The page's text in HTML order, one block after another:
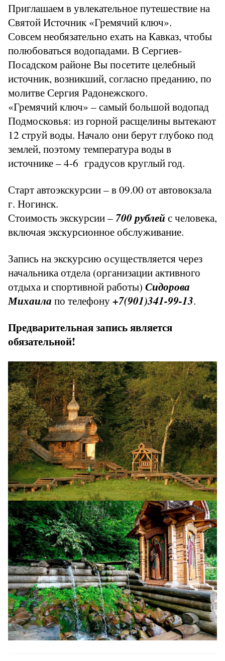
Приглашаем в увлекательное путешествие на
Святой Источник «Гремячий ключ».
Совсем необязательно ехать на Кавказ, чтобы
полюбоваться водопадами. В Сергиев-
Посадском районе Вы посетите целебный
источник, возникший, согласно преданию, по
молитве Сергия Радонежского.
«Гремячий ключ» – самый большой водопад
Подмосковья: из горной расщелины вытекают
12 струй воды. Начало они берут глубоко под
землей, поэтому температура воды в
источнике – 4-6 градусов круглый год.
Старт автоэкскурсии – в 09.00 от автовокзала
г. Ногинск.
Стоимость экскурсии – 700 рублей с человека,
включая экскурсионное обслуживание.
Запись на экскурсию осуществляется через
начальника отдела (организации активного
отдыха и спортивной работы) Сидорова
Михаила по телефону+7(901)341-99-13.
Предварительная запись является
обязательной!